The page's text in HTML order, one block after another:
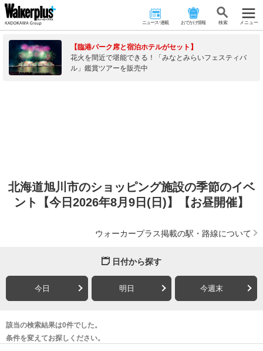
ニュース･連載 おでかけ情報 検 索 メニュー
【臨港パーク席と宿泊ホテルがセット】
花火を間近で堪能できる！「みなとみらいフェスティバ
ル」鑑賞ツアーを販売中
北海道旭川市のショッピング施設の季節のイベ
ント【今日2026年8月9日(日)】【お昼開催】
ウォーカープラス掲載の駅・路線について
日付から探す
今日 明日 今週末
該当の検索結果は0件でした。
条件を変えてお探しください。